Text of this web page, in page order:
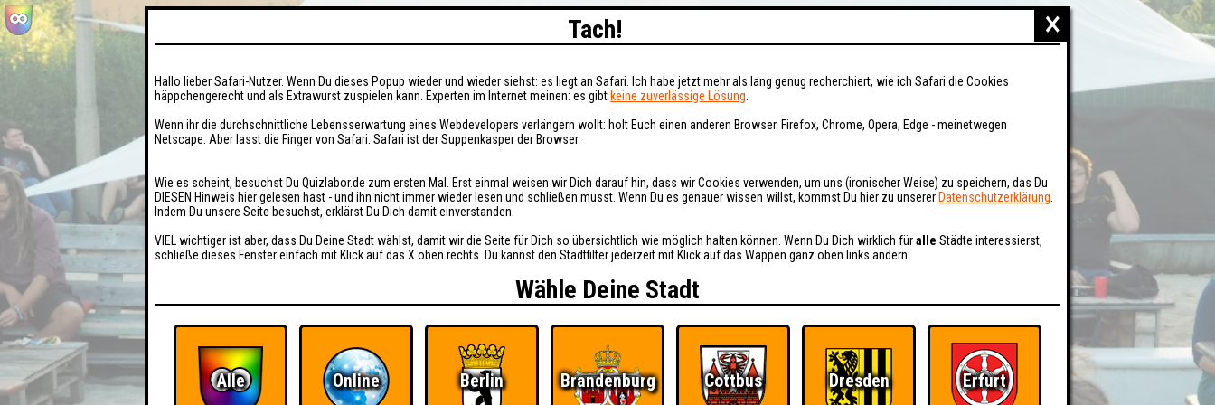
×
Tach!
Hallo lieber Safari-Nutzer. Wenn Du dieses Popup wieder und wieder siehst: es liegt an Safari. Ich habe jetzt mehr als lang genug recherchiert, wie ich Safari die Cookies
häppchengerecht und als Extrawurst zuspielen kann. Experten im Internet meinen: es gibt keine zuverlässige Lösung
Wenn ihr die durchschnittliche Lebensserwartung eines Webdevelopers verlängern wollt: holt Euch einen anderen Browser. Firefox, Chrome, Opera, Edge - meinetwegen
Netscape. Aber lasst die Finger von Safari. Safari ist der Suppenkasper der Browser.
Wie es scheint, besuchst Du Quizlabor.de zum ersten Mal. Erst einmal weisen wir Dich darauf hin, dass wir Cookies verwenden, um uns (ironischer Weise) zu speichern, das Du
DIESEN Hinweis hier gelesen hast - und ihn nicht immer wieder lesen und schließen musst. Wenn Du es genauer wissen willst, kommst Du hier zu unserer Datenschutzerklärung
Indem Du unsere Seite besuchst, erklärst Du Dich damit einverstanden.
VIEL wichtiger ist aber, dass Du Deine Stadt wählst, damit wir die Seite für Dich so übersichtlich wie möglich halten können. Wenn Du Dich wirklich füralle Städte interessierst,
schließe dieses Fenster einfach mit Klick auf das X oben rechts. Du kannst den Stadtfilter jederzeit mit Klick auf das Wappen ganz oben links ändern:
Wähle Deine Stadt
Alle Online Berlin Brandenburg Cottbus Dresden Erfurt